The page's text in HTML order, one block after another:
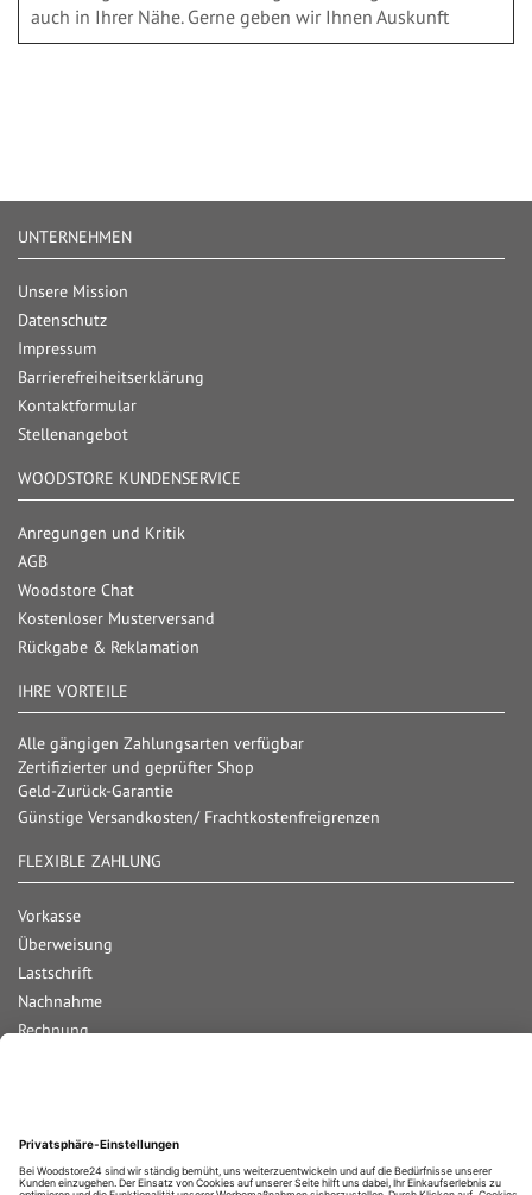
auch in Ihrer Nähe. Gerne geben wir Ihnen Auskunft
UNTERNEHMEN
Unsere Mission
Datenschutz
Impressum
Barrierefreiheitserklärung
Kontaktformular
Stellenangebot
WOODSTORE KUNDENSERVICE
Anregungen und Kritik
AGB
Woodstore Chat
Kostenloser Musterversand
Rückgabe & Reklamation
IHRE VORTEILE
Alle gängigen Zahlungsarten verfügbar
Zertifizierter und geprüfter Shop
Geld-Zurück-Garantie
Günstige Versandkosten/ Frachtkostenfreigrenzen
FLEXIBLE ZAHLUNG
Vorkasse
Überweisung
Lastschrift
Nachnahme
Rechnung